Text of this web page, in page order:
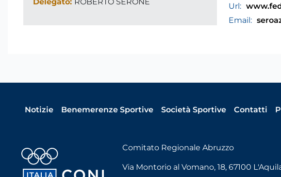
Delegato: ROBERTO SERONE
Url:
Email:
Notizie Benemerenze Sportive Società Sportive Contatti
Comitato Regionale Abruzzo
Via Montorio al Vomano, 18, 67100